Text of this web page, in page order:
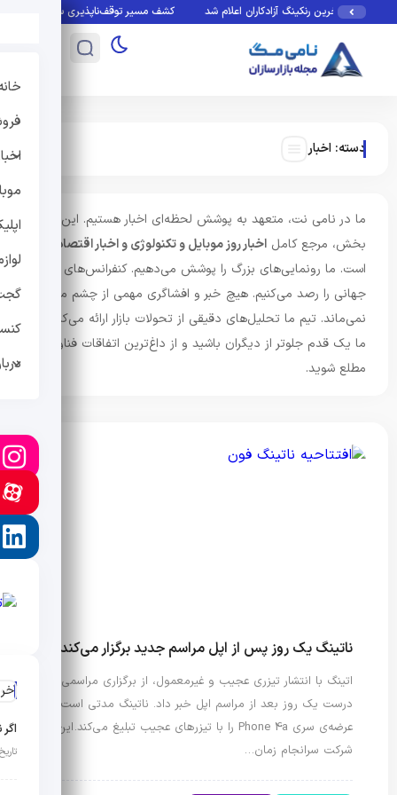
/ آخرین رنکینگ آزادکاران اعلام شد کشف مسیر توقف‌ناپذیری سلول‌های سرطانی/
تاریخ
دسته: اخبار
ما در نامی نت، متعهد به پوشش لحظه‌ای اخبار هستیم. این
بخش، مرجع کامل اخبار روز موبایل و تکنولوژی و اخبار اقتصادی
است. ما رونمایی‌های بزرگ را پوشش می‌دهیم. کنفرانس‌های
جهانی را رصد می‌کنیم. هیچ خبر و افشاگری مهمی از چشم ما دور
نمی‌ماند. تیم ما تحلیل‌های دقیقی از تحولات بازار ارائه می‌کند. با
ما یک قدم جلوتر از دیگران باشید و از داغ‌ترین اتفاقات فناوری
مطلع شوید.
ناتینگ یک روز پس از اپل مراسم جدید برگزار می‌کند
اتینگ با انتشار تیزری عجیب و غیرمعمول، از برگزاری مراسمی
درست یک روز بعد از مراسم اپل خبر داد. ناتینگ مدتی است
عرضه‌ی سری Phone 4a را با تیزرهای عجیب تبلیغ می‌کند. این
شرکت سرانجام زمان…